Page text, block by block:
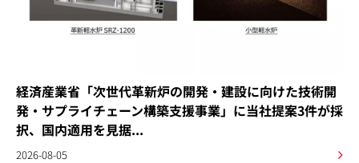
経済産業省「次世代革新炉の開発・建設に向けた技術開
発・サプライチェーン構築支援事業」に当社提案3件が採
択、国内適用を見据...
2026-08-05